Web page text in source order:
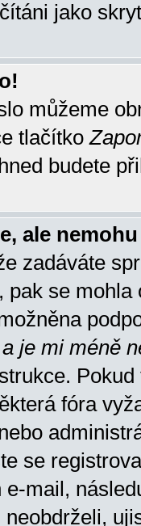
jako
můžeme
tlačítko
budete
ale
zadáváte
pak se
je mi méně
fóra
se
mail,